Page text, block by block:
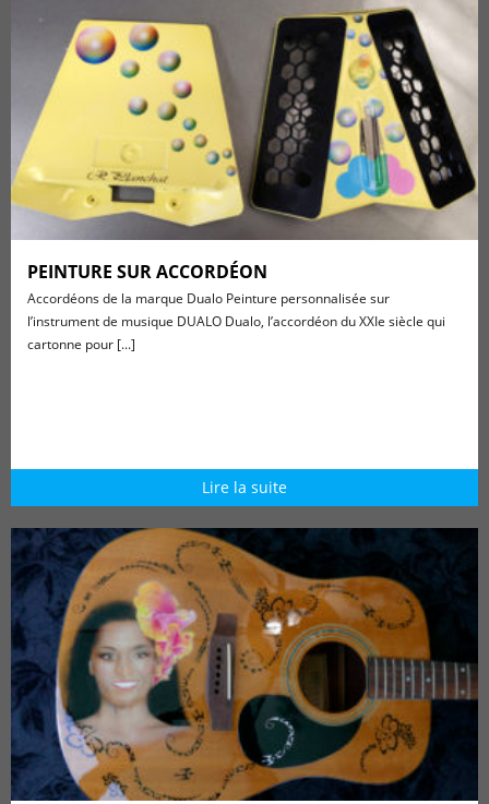
PEINTURE SUR ACCORDÉON
Accordéons de la marque Dualo Peinture personnalisée sur
l’instrument de musique DUALO Dualo, l’accordéon du XXIe siècle qui
cartonne pour [...]
Lire la suite